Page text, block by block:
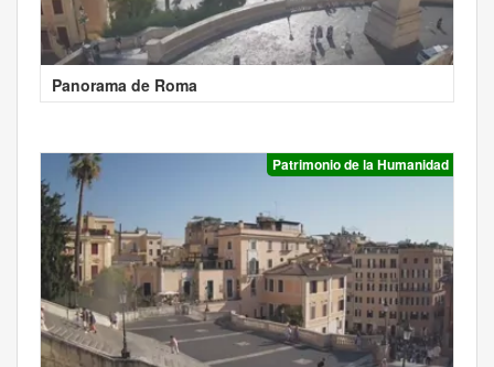
Panorama de Roma
Patrimonio de la Humanidad